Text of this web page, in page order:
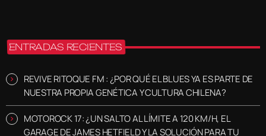
ENTRADAS RECIENTES
REVIVE RITOQUE FM : ¿POR QUÉ EL BLUES YA ES PARTE DE
NUESTRA PROPIA GENÉTICA Y CULTURA CHILENA?
MOTOROCK 17: ¿UN SALTO AL LÍMITE A 120 KM/H, EL
GARAGE DE JAMES HETFIELD Y LA SOLUCIÓN PARA TU